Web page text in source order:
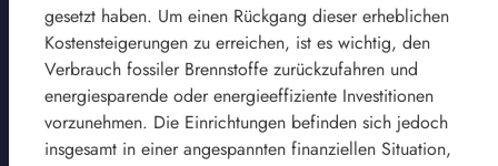
gesetzt haben. Um einen Rückgang dieser erheblichen
Kostensteigerungen zu erreichen, ist es wichtig, den
Verbrauch fossiler Brennstoffe zurückzufahren und
energiesparende oder energieeffiziente Investitionen
vorzunehmen. Die Einrichtungen befinden sich jedoch
insgesamt in einer angespannten finanziellen Situation,